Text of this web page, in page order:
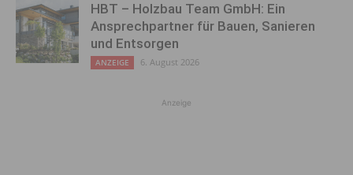
HBT – Holzbau Team GmbH: Ein
Ansprechpartner für Bauen, Sanieren
und Entsorgen
ANZEIGE 6. August 2026
Anzeige